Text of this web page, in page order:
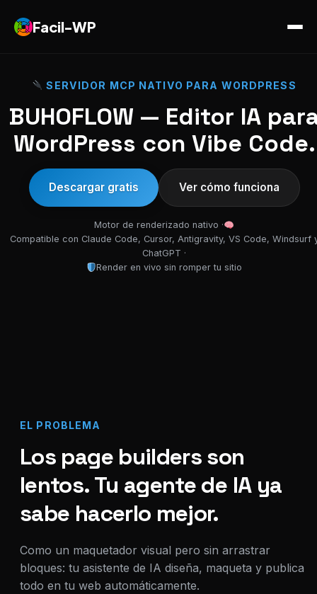
Facil-WP
SERVIDOR MCP NATIVO PARA WORDPRESS
BUHOFLOW — Editor IA
WordPress con Vibe Code.
Descargar gratis Ver cómo funciona
Motor de renderizado nativo ·
Compatible con Claude Code, Cursor, Antigravity, VS Code, Windsurf
ChatGPT ·
Render en vivo sin romper tu sitio
EL PROBLEMA
Los page builders son
lentos. Tu agente de IA ya
sabe hacerlo mejor.
Como un maquetador visual pero sin arrastrar
bloques: tu asistente de IA diseña, maqueta y publica
todo en tu web automáticamente.